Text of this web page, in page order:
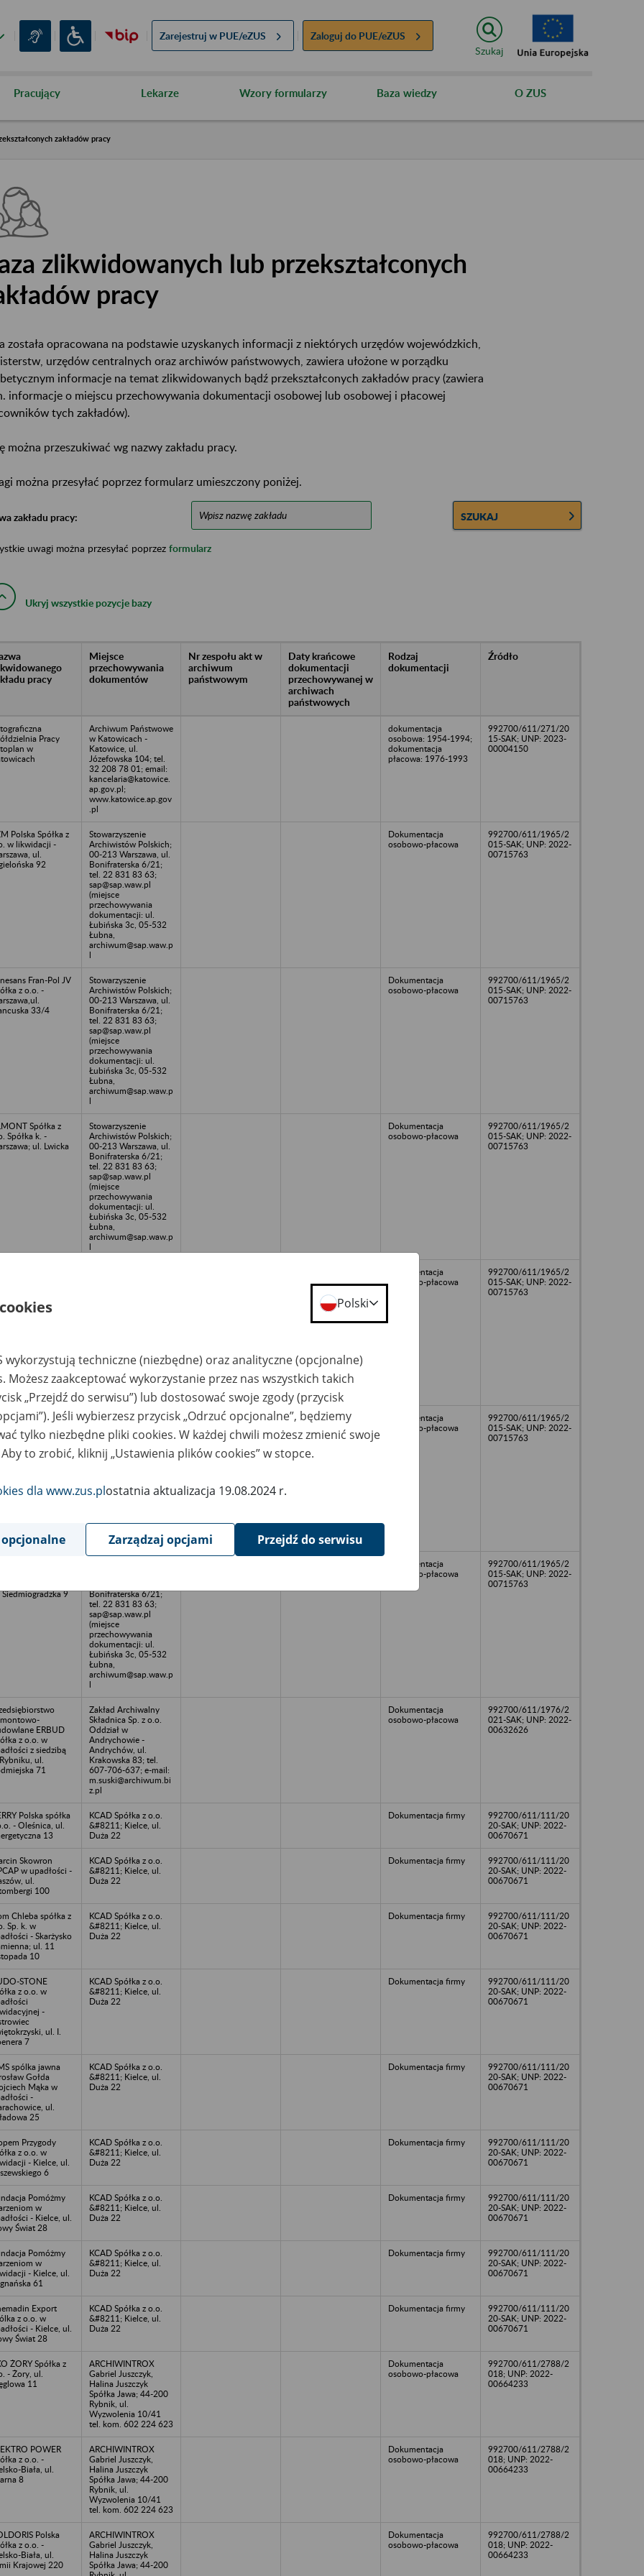
Zarejestruj w PUE/eZUS Zaloguj do PUE/eZUS
Szukaj
Pracujący Lekarze Wzory formularzy Baza wiedzy O ZUS
zakładów pracy
zlikwidowanych lub przekształconych
pracy
została opracowana na podstawie uzyskanych informacji z niektórych urzędów wojewódzkich,
urzędów centralnych oraz archiwów państwowych, zawiera ułożone w porządku
informacje na temat zlikwidowanych bądź przekształconych zakładów pracy (zawiera
informacje o miejscu przechowywania dokumentacji osobowej lub osobowej i płacowej
tych zakładów).
można przeszukiwać wg nazwy zakładu pracy.
można przesyłać poprzez formularz umieszczony poniżej.
zakładu pracy: SZUKAJ
uwagi można przesyłać poprzez formularz
Ukryj wszystkie pozycje bazy
pracy
Miejsce
przechowywania
dokumentów
Nr zespołu akt w
archiwum
państwowym
Daty krańcowe
dokumentacji
przechowywanej w
archiwach
państwowych
Rodzaj
dokumentacji
Źródło
Pracy
w
Archiwum Państwowe
w Katowicach -
Katowice, ul.
Józefowska 104; tel.
32 208 78 01; email:
kancelaria@katowice.
ap.gov.pl;
www.katowice.ap.gov
.pl
dokumentacja
osobowa: 1954-1994;
dokumentacja
płacowa: 1976-1993
992700/611/271/20
15-SAK; UNP: 2023-
00004150
Polska Spółka z
w likwidacji -
ul.
92
Stowarzyszenie
Archiwistów Polskich;
00-213 Warszawa, ul.
Bonifraterska 6/21;
tel. 22 831 83 63;
sap@sap.waw.pl
(miejsce
przechowywania
dokumentacji: ul.
Łubińska 3c, 05-532
Łubna,
archiwum@sap.waw.p
l
Dokumentacja
osobowo-płacowa
992700/611/1965/2
015-SAK; UNP: 2022-
00715763
Fran-Pol JV
z o.o. -
33/4
Stowarzyszenie
Archiwistów Polskich;
00-213 Warszawa, ul.
Bonifraterska 6/21;
tel. 22 831 83 63;
sap@sap.waw.pl
(miejsce
przechowywania
dokumentacji: ul.
Łubińska 3c, 05-532
Łubna,
archiwum@sap.waw.p
l
Dokumentacja
osobowo-płacowa
992700/611/1965/2
015-SAK; UNP: 2022-
00715763
Spółka z
Spółka k. -
ul. Lwicka
Stowarzyszenie
Archiwistów Polskich;
00-213 Warszawa, ul.
Bonifraterska 6/21;
tel. 22 831 83 63;
sap@sap.waw.pl
(miejsce
przechowywania
dokumentacji: ul.
Łubińska 3c, 05-532
Łubna,
archiwum@sap.waw.p
l
Dokumentacja
osobowo-płacowa
992700/611/1965/2
015-SAK; UNP: 2022-
00715763
Łubińska 3c, 05-532
archiwum@sap.waw.p
Dokumentacja
osobowo-płacowa
992700/611/1965/2
015-SAK; UNP: 2022-
00715763
Spółka z
- Warszawa; ul.
1
Stowarzyszenie
Archiwistów Polskich;
00-213 Warszawa, ul.
Bonifraterska 6/21;
tel. 22 831 83 63;
przechowywania
dokumentacji: ul.
Dokumentacja
osobowo-płacowa
992700/611/1965/2
015-SAK; UNP: 2022-
00715763
Siedmiogradzka 9
Bonifraterska 6/21;
tel. 22 831 83 63;
sap@sap.waw.pl
(miejsce
przechowywania
dokumentacji: ul.
Łubińska 3c, 05-532
Łubna,
archiwum@sap.waw.p
l
Dokumentacja
osobowo-płacowa
992700/611/1965/2
015-SAK; UNP: 2022-
00715763
ERBUD
z o.o. w
z siedzibą
ul.
71
Zakład Archiwalny
Składnica Sp. z o.o.
Oddział w
Andrychowie -
Andrychów, ul.
Krakowska 83; tel.
607-706-637; e-mail:
m.suski@archiwum.bi
z.pl
Dokumentacja
osobowo-płacowa
992700/611/1976/2
021-SAK; UNP: 2022-
00632626
Polska spółka
- Oleśnica, ul.
13
KCAD Spółka z o.o.
&#8211; Kielce, ul.
Duża 22
Dokumentacja firmy
992700/611/111/20
20-SAK; UNP: 2022-
00670671
Skowron
w upadłości -
ul.
100
KCAD Spółka z o.o.
&#8211; Kielce, ul.
Duża 22
Dokumentacja firmy
992700/611/111/20
20-SAK; UNP: 2022-
00670671
Chleba spółka z
Sp. k. w
- Skarżysko
ul. 11
10
KCAD Spółka z o.o.
&#8211; Kielce, ul.
Duża 22
Dokumentacja firmy
992700/611/111/20
20-SAK; UNP: 2022-
00670671
STONE
z o.o. w
-
ul. I.
7
KCAD Spółka z o.o.
&#8211; Kielce, ul.
Duża 22
Dokumentacja firmy
992700/611/111/20
20-SAK; UNP: 2022-
00670671
spólka jawna
Gołda
Mąka w
-
ul.
25
KCAD Spółka z o.o.
&#8211; Kielce, ul.
Duża 22
Dokumentacja firmy
992700/611/111/20
20-SAK; UNP: 2022-
00670671
Przygody
z o.o. w
- Kielce, ul.
6
KCAD Spółka z o.o.
&#8211; Kielce, ul.
Duża 22
Dokumentacja firmy
992700/611/111/20
20-SAK; UNP: 2022-
00670671
Pomóżmy
w
- Kielce, ul.
Świat 28
KCAD Spółka z o.o.
&#8211; Kielce, ul.
Duża 22
Dokumentacja firmy
992700/611/111/20
20-SAK; UNP: 2022-
00670671
Pomóżmy
w
- Kielce, ul.
61
KCAD Spółka z o.o.
&#8211; Kielce, ul.
Duża 22
Dokumentacja firmy
992700/611/111/20
20-SAK; UNP: 2022-
00670671
Export
z o.o. w
- Kielce, ul.
Świat 28
KCAD Spółka z o.o.
&#8211; Kielce, ul.
Duża 22
Dokumentacja firmy
992700/611/111/20
20-SAK; UNP: 2022-
00670671
ŻORY Spółka z
- Żory, ul.
11
ARCHIWINTROX
Gabriel Juszczyk,
Halina Juszczyk
Spółka Jawa; 44-200
Rybnik, ul.
Wyzwolenia 10/41
tel. kom. 602 224 623
Dokumentacja
osobowo-płacowa
992700/611/2788/2
018; UNP: 2022-
00664233
POWER
z o.o. -
Biała, ul.
8
ARCHIWINTROX
Gabriel Juszczyk,
Halina Juszczyk
Spółka Jawa; 44-200
Rybnik, ul.
Wyzwolenia 10/41
tel. kom. 602 224 623
Dokumentacja
osobowo-płacowa
992700/611/2788/2
018; UNP: 2022-
00664233
Polska
z o.o. -
Biała, ul.
Krajowej 220
ARCHIWINTROX
Gabriel Juszczyk,
Halina Juszczyk
Spółka Jawa; 44-200
Dokumentacja
osobowo-płacowa
992700/611/2788/2
018; UNP: 2022-
00664233
Polski
wykorzystują techniczne (niezbędne) oraz analityczne (opcjonalne)
Możesz zaakceptować wykorzystanie przez nas wszystkich takich
„Przejdź do serwisu”) lub dostosować swoje zgody (przycisk
Jeśli wybierzesz przycisk „Odrzuć opcjonalne”, będziemy
tylko niezbędne pliki cookies. W każdej chwili możesz zmienić swoje
to zrobić, kliknij „Ustawienia plików cookies” w stopce.
dla www.zus.plostatnia aktualizacja 19.08.2024 r.
Zarządzaj opcjami Przejdź do serwisu